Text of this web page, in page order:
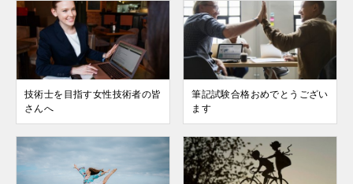
技術士を目指す女性技術者の皆
さんへ
筆記試験合格おめでとうござい
ます